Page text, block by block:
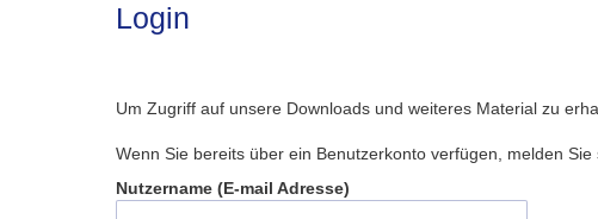
Login
Um Zugriff auf unsere Downloads und weiteres Material zu
Wenn Sie bereits über ein Benutzerkonto verfügen, melden
Nutzername (E-mail Adresse)